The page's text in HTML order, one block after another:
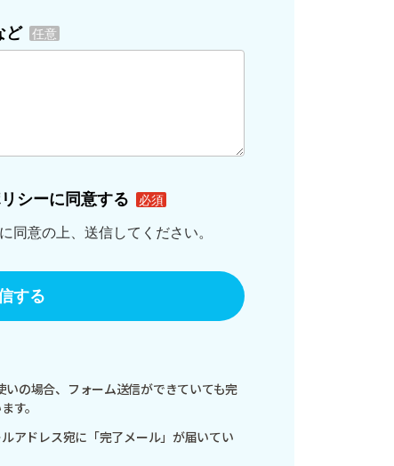
の場合、フォーム送信ができていても完
す。
アドレス宛に「完了メール」が届いてい